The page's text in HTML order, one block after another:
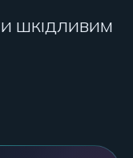
ШКІДЛИВИМ